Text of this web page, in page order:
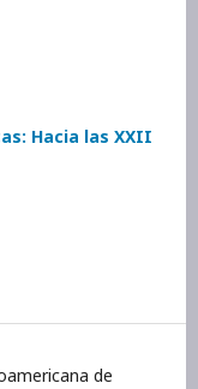
Hacia las XXII
de